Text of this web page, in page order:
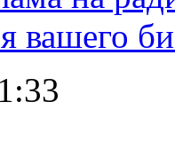
вашего